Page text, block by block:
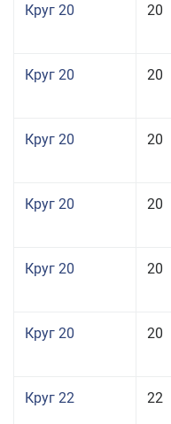
Круг 20 20
Круг 20 20
Круг 20 20
Круг 20 20
Круг 20 20
Круг 20 20
Круг 22 22